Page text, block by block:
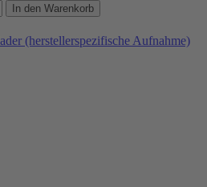
In den Warenkorb